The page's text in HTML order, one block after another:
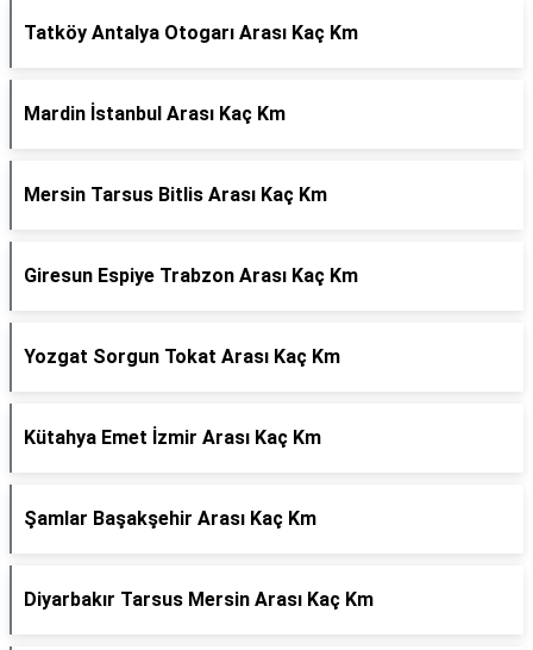
Tatköy Antalya Otogarı Arası Kaç Km
Mardin İstanbul Arası Kaç Km
Mersin Tarsus Bitlis Arası Kaç Km
Giresun Espiye Trabzon Arası Kaç Km
Yozgat Sorgun Tokat Arası Kaç Km
Kütahya Emet İzmir Arası Kaç Km
Şamlar Başakşehir Arası Kaç Km
Diyarbakır Tarsus Mersin Arası Kaç Km